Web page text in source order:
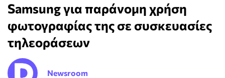
Samsung για παράνομη χρήση
φωτογραφίας της σε συσκευασίες
τηλεοράσεων
Newsroom